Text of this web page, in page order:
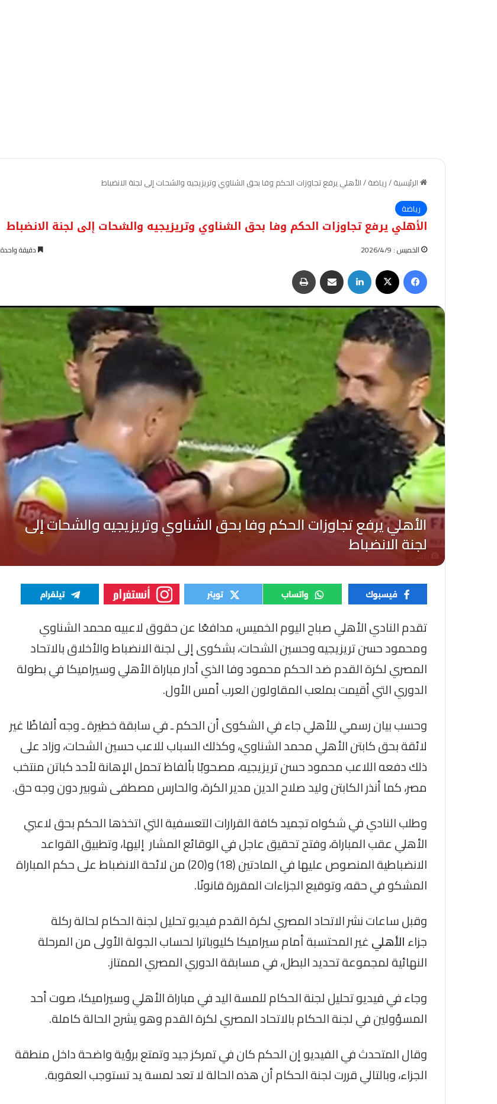
الرئيسية/رياضة/الأهلي يرفع تجاوزات الحكم وفا بحق الشناوي وتريزيجيه والشحات إلى لجنة الانضباط
رياضة
الأهلي يرفع تجاوزات الحكم وفا بحق الشناوي وتريزيجيه والشحات إلى لجنة الانضباط
الخميس : 2026/4/9 دقيقة واحدة
فيسبوك لينكدإن مشاركة عبر البريد
الأهلي
تقدم النادي الأهلي صباح اليوم الخميس، مدافعًا عن حقوق لاعبيه محمد الشناوي
ومحمود حسن تريزيجيه وحسين الشحات، بشكوى إلى لجنة الانضباط والأخلاق بالاتحاد
المصري لكرة القدم ضد الحكم محمود وفا الذي أدار مباراة الأهلي وسيراميكا في بطولة
الدوري التي أقيمت بملعب المقاولون العرب أمس الأول.
وحسب بيان رسمي للأهلي جاء في الشكوى أن الحكم ـ في سابقة خطيرة ـ وجه ألفاظًا غير
لائقة بحق كابتن الأهلي محمد الشناوي، وكذلك السباب للاعب حسين الشحات، وزاد على
ذلك دفعه اللاعب محمود حسن تريزيجيه، مصحوبًا بألفاظ تحمل الإهانة لأحد كباتن منتخب
مصر، كما أنذر الكابتن وليد صلاح الدين مدير الكرة، والحارس مصطفى شوبير دون وجه حق.
وطلب النادي في شكواه تجميد كافة القرارات التعسفية التي اتخذها الحكم بحق لاعبي
الأهلي عقب المباراة، وفتح تحقيق عاجل في الوقائع المشار إليها، وتطبيق القواعد
الانضباطية المنصوص عليها في المادتين (18) و(20) من لائحة الانضباط على حكم المباراة
المشكو في حقه، وتوقيع الجزاءات المقررة قانونًا.
وقبل ساعات نشر الاتحاد المصري لكرة القدم فيديو تحليل لجنة الحكام لحالة ركلة
جزاءالأهليغير المحتسبة أمام سيراميكا كليوباترا لحساب الجولة الأولى من المرحلة
النهائية لمجموعة تحديد البطل، في مسابقة الدوري المصري الممتاز.
وجاء في فيديو تحليل لجنة الحكام للمسة اليد في مباراة الأهلي وسيراميكا، صوت أحد
المسؤولين في لجنة الحكام بالاتحاد المصري لكرة القدم وهو يشرح الحالة كاملة.
وقال المتحدث في الفيديو إن الحكم كان في تمركز جيد وتمتع برؤية واضحة داخل منطقة
الجزاء، وبالتالي قررت لجنة الحكام أن هذه الحالة لا تعد لمسة يد تستوجب العقوبة.